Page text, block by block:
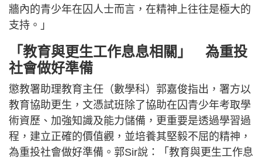
牆內的青少年在囚人士而言，在精神上往往是極大的
支持。」
「教育與更生工作息息相關」 為重投
社會做好準備
懲教署助理教育主任（數學科）郭嘉俊指出，署方以
教育協助更生，文憑試班除了協助在囚青少年考取學
術資歷、加強知識及能力儲備，更重要是透過學習過
程，建立正確的價值觀，並培養其堅毅不屈的精神，
為重投社會做好準備。郭Sir說：「教育與更生工作息